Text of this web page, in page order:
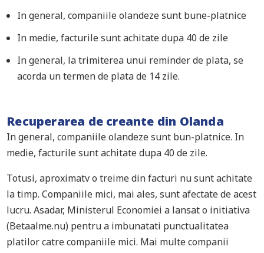
In general, companiile olandeze sunt bune-platnice
In medie, facturile sunt achitate dupa 40 de zile
In general, la trimiterea unui reminder de plata, se
acorda un termen de plata de 14 zile.
Recuperarea de creante din Olanda
In general, companiile olandeze sunt bun-platnice. In
medie, facturile sunt achitate dupa 40 de zile.
Totusi, aproximatv o treime din facturi nu sunt achitate
la timp. Companiile mici, mai ales, sunt afectate de acest
lucru. Asadar, Ministerul Economiei a lansat o initiativa
(Betaalme.nu) pentru a imbunatati punctualitatea
platilor catre companiile mici. Mai multe companii